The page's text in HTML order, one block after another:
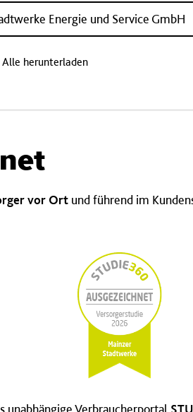
Energie und Service GmbH
Alle herunterladen
vor Ort und führend im
unabhängige Verbraucherportal